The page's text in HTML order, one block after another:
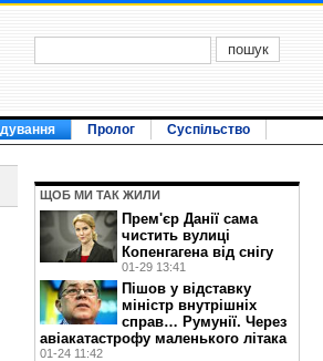
Пролог Суспільство
ЩОБ МИ ТАК ЖИЛИ
Прем'єр Данії сама
чистить вулиці
Копенгагена від снігу
01-29 13:41
Пішов у відставку
міністр внутрішніх
справ… Румунії. Через
авіакатастрофу маленького літака
01-24 11:42